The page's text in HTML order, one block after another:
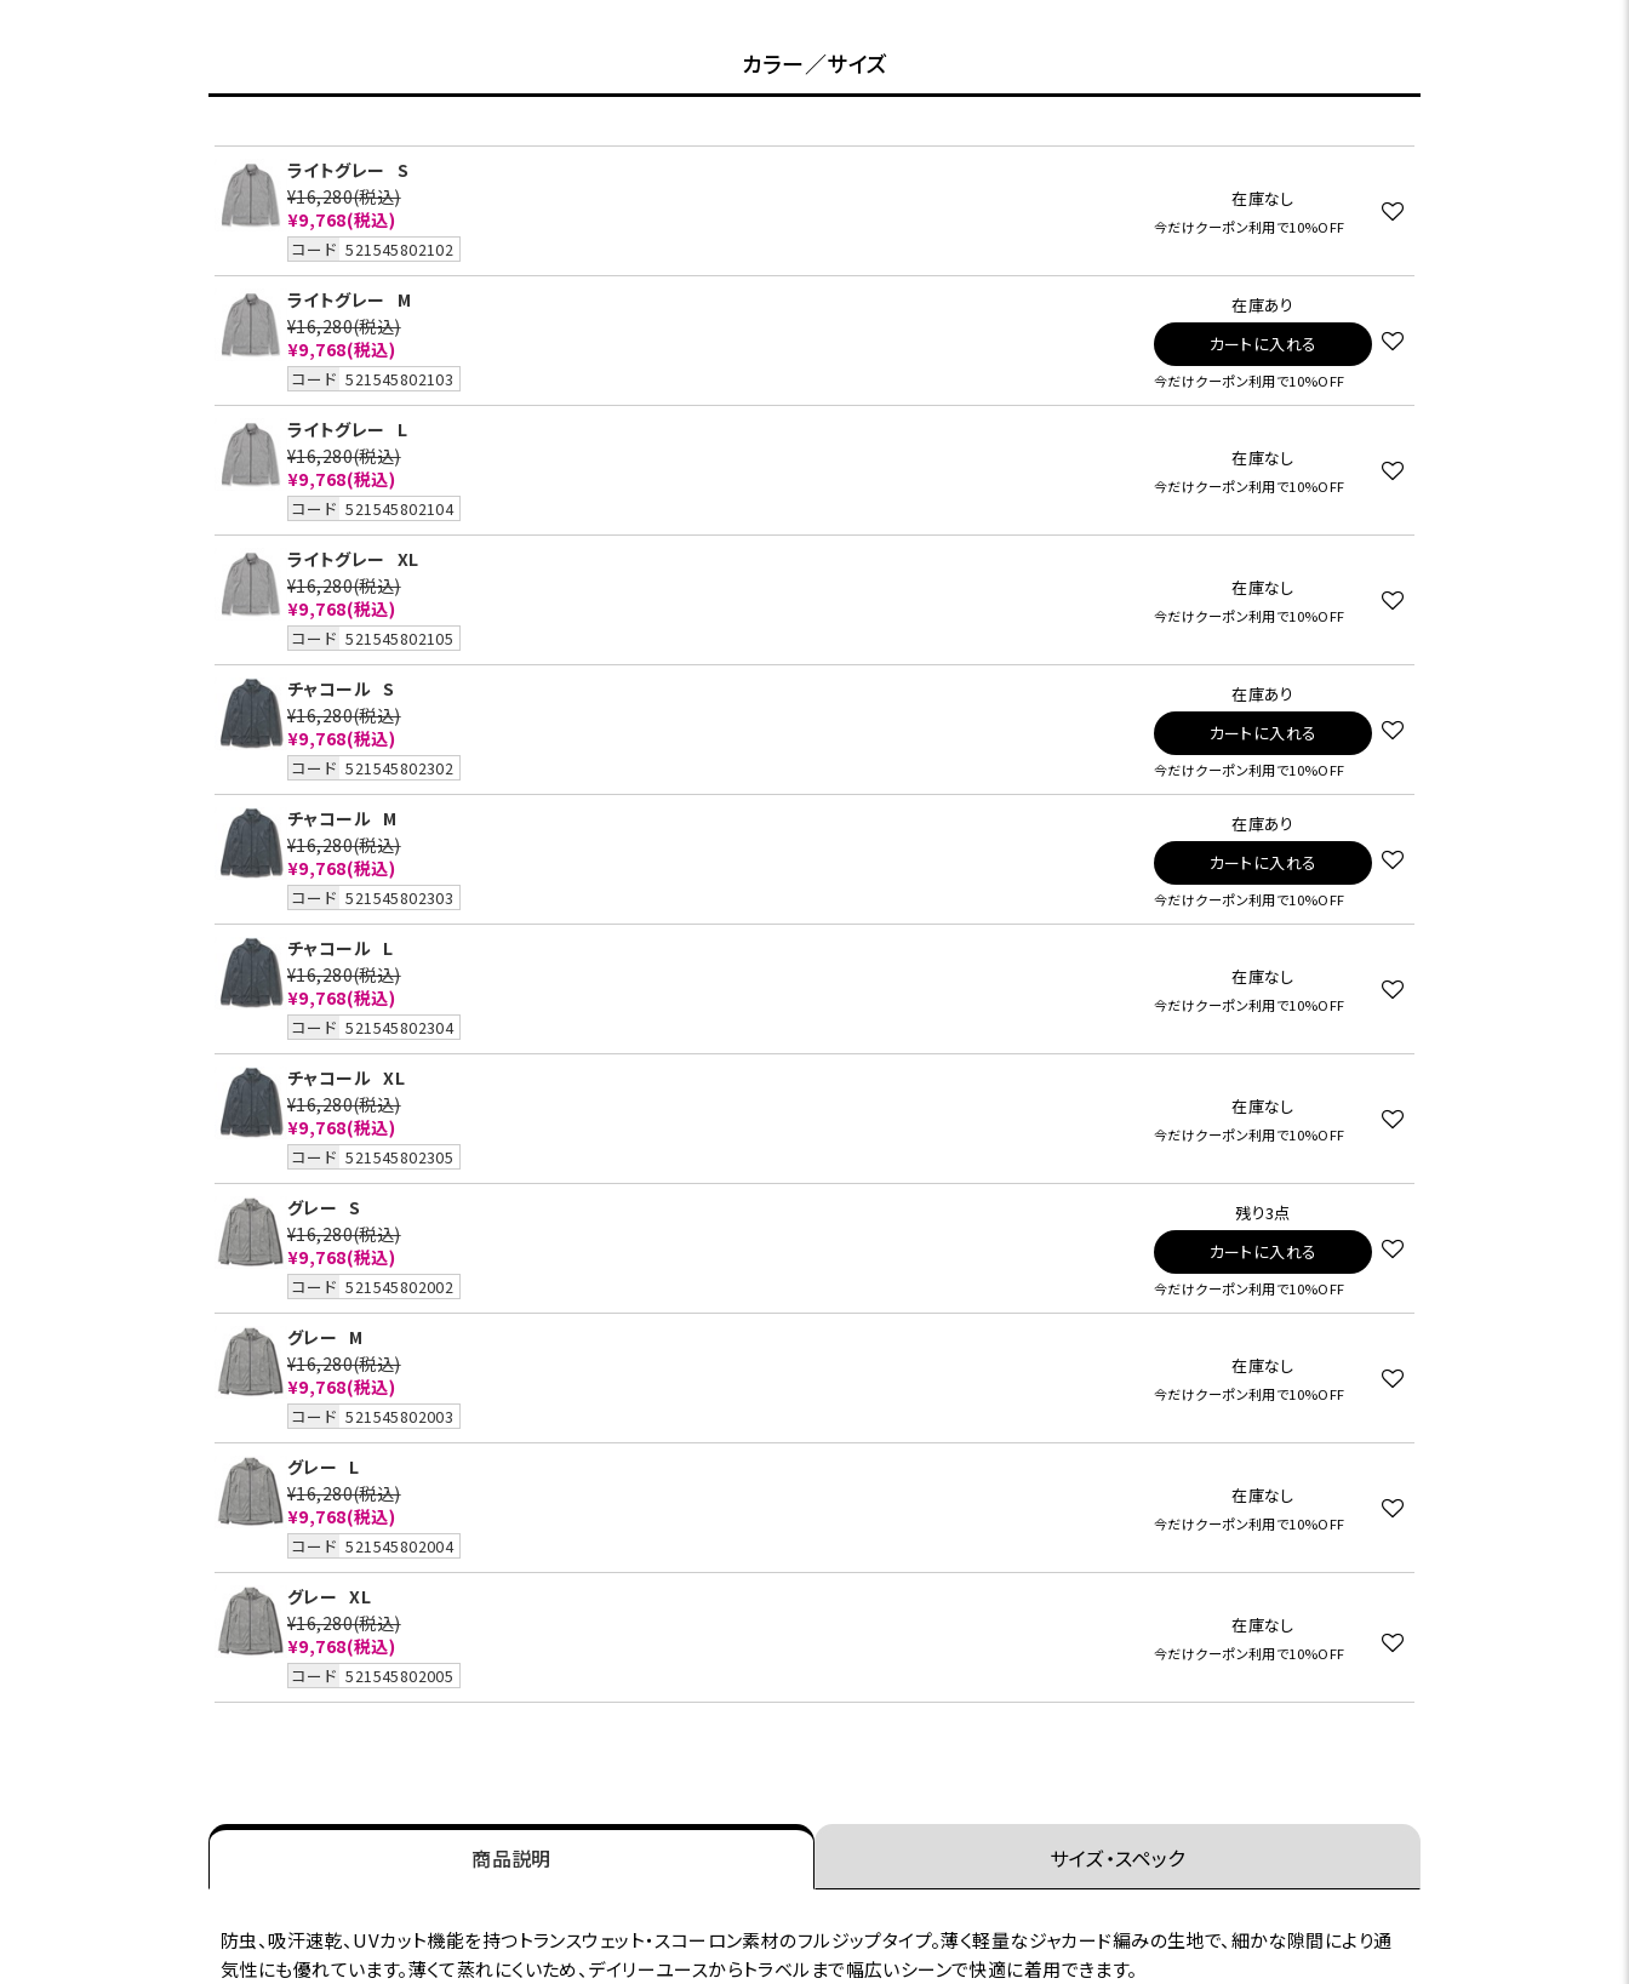
カラー／サイズ
ライトグレー S
¥16,280(税込)
¥9,768(税込)
コード 521545802102
在庫なし
今だけクーポン利用で10%OFF
ライトグレー
M
¥16,280(税込)
¥9,768(税込)
コード 521545802103
在庫あり
カートに入れる
今だけクーポン利用で10%OFF
ライトグレー
L
¥16,280(税込)
¥9,768(税込)
コード 521545802104
在庫なし
今だけクーポン利用で10%OFF
ライトグレー XL
¥16,280(税込)
¥9,768(税込)
コード 521545802105
在庫なし
今だけクーポン利用で10%OFF
チャコール S
¥16,280(税込)
¥9,768(税込)
コード 521545802302
在庫あり
カートに入れる
今だけクーポン利用で10%OFF
チャコール M
¥16,280(税込)
¥9,768(税込)
コード 521545802303
在庫あり
カートに入れる
今だけクーポン利用で10%OFF
チャコール L
¥16,280(税込)
¥9,768(税込)
コード 521545802304
在庫なし
今だけクーポン利用で10%OFF
チャコール XL
¥16,280(税込)
¥9,768(税込)
コード 521545802305
在庫なし
今だけクーポン利用で10%OFF
グレー S
¥16,280(税込)
¥9,768(税込)
コード 521545802002
残り3点
カートに入れる
今だけクーポン利用で10%OFF
グレー M
¥16,280(税込)
¥9,768(税込)
コード 521545802003
在庫なし
今だけクーポン利用で10%OFF
グレー L
¥16,280(税込)
¥9,768(税込)
コード 521545802004
在庫なし
今だけクーポン利用で10%OFF
グレー XL
¥16,280(税込)
¥9,768(税込)
コード 521545802005
在庫なし
今だけクーポン利用で10%OFF
商品説明 サイズ・スペック
防虫、吸汗速乾、UVカット機能を持つトランスウェット・スコーロン素材のフルジップタイプ。薄く軽量なジャカード編みの生地で、細かな隙間により通
気性にも優れています。薄くて蒸れにくいため、デイリーユースからトラベルまで幅広いシーンで快適に着用できます。